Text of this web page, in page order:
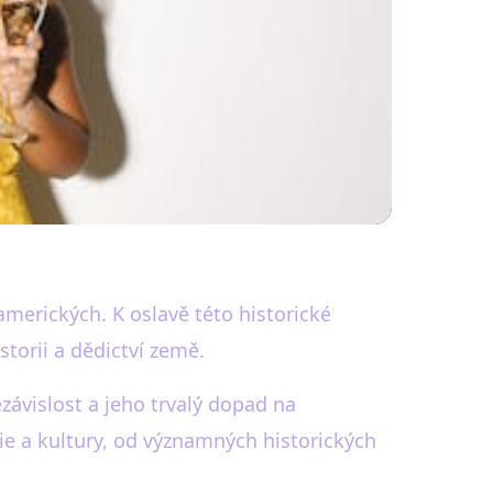
a nezávislosti
K oslavě této historické
a dědictví země.
a jeho trvalý dopad na
a kultury, od významných historických